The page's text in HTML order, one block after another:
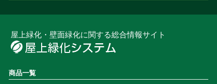
屋上緑化・壁面緑化に関する総合情報サイト
商品一覧